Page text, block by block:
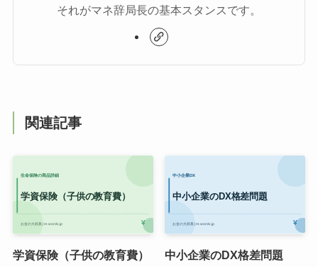
それがマネ辞局長の基本スタンスです。
関連記事
学資保険（子供の教育費） 中小企業のDX格差問題